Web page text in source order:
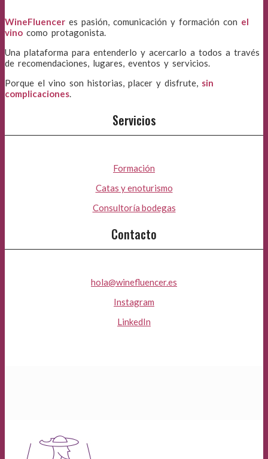
WineFluencer es pasión, comunicación y formación con el
vino como protagonista.
Una plataforma para entenderlo y acercarlo a todos a través
de recomendaciones, lugares, eventos y servicios.
Porque el vino son historias, placer y disfrute, sin
complicaciones.
Servicios
Formación
Catas y enoturismo
Consultoría bodegas
Contacto
hola@winefluencer.es
Instagram
LinkedIn